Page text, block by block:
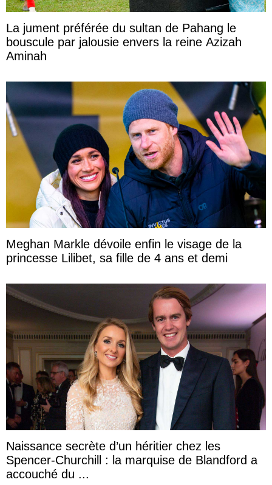
La jument préférée du sultan de Pahang le
bouscule par jalousie envers la reine Azizah
Aminah
Meghan Markle dévoile enfin le visage de la
princesse Lilibet, sa fille de 4 ans et demi
Naissance secrète d’un héritier chez les
Spencer-Churchill : la marquise de Blandford a
accouché du ...